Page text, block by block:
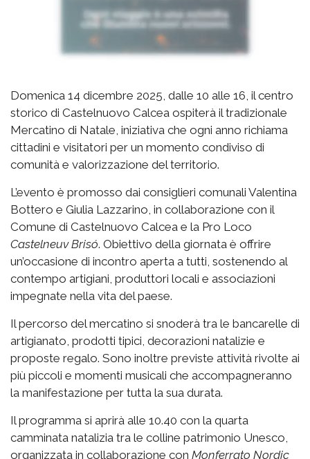
Domenica 14 dicembre 2025, dalle 10 alle 16, il centro
storico di Castelnuovo Calcea ospiterà il tradizionale
Mercatino di Natale, iniziativa che ogni anno richiama
cittadini e visitatori per un momento condiviso di
comunità e valorizzazione del territorio.
L’evento è promosso dai consiglieri comunali Valentina
Bottero e Giulia Lazzarino, in collaborazione con il
Comune di Castelnuovo Calcea e la Pro Loco
Castelneuv Brisó. Obiettivo della giornata è offrire
un’occasione di incontro aperta a tutti, sostenendo al
contempo artigiani, produttori locali e associazioni
impegnate nella vita del paese.
Il percorso del mercatino si snoderà tra le bancarelle di
artigianato, prodotti tipici, decorazioni natalizie e
proposte regalo. Sono inoltre previste attività rivolte ai
più piccoli e momenti musicali che accompagneranno
la manifestazione per tutta la sua durata.
Il programma si aprirà alle 10.40 con la quarta
camminata natalizia tra le colline patrimonio Unesco,
organizzata in collaborazione con Monferrato Nordic